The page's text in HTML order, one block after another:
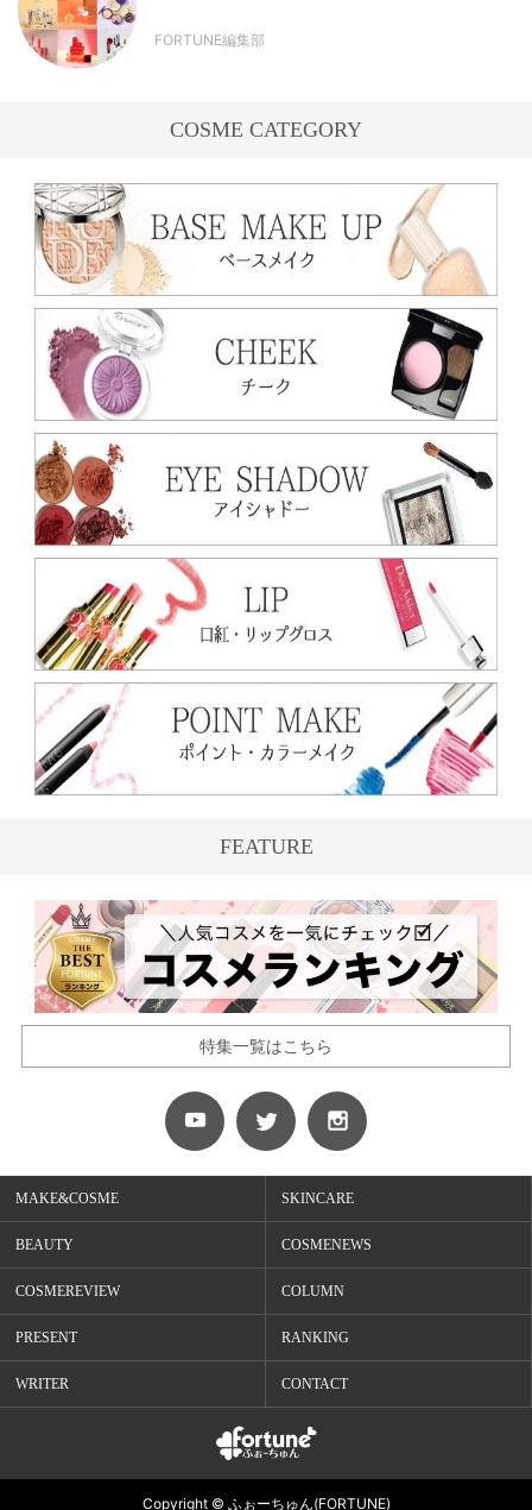
FORTUNE編集部
COSME CATEGORY
FEATURE
特集一覧はこちら
MAKE&COSME SKINCARE
BEAUTY COSMENEWS
COSMEREVIEW COLUMN
PRESENT RANKING
WRITER CONTACT
Copyright © ふぉーちゅん(FORTUNE)